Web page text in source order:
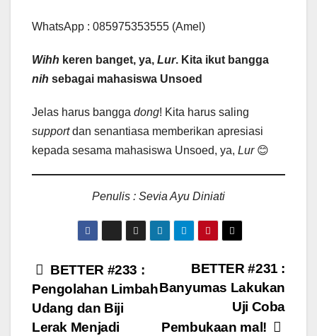
WhatsApp : 085975353555 (Amel)
Wihh keren banget, ya, Lur. Kita ikut bangga
nih sebagai mahasiswa Unsoed
Jelas harus bangga dong! Kita harus saling
supportdan senantiasa memberikan apresiasi
kepada sesama mahasiswa Unsoed, ya, Lur😊
Penulis : Sevia Ayu Diniati
BETTER #231 :
Banyumas Lakukan
Uji Coba
Pembukaan mal!
BETTER #233 :
Pengolahan Limbah
Udang dan Biji
Lerak Menjadi